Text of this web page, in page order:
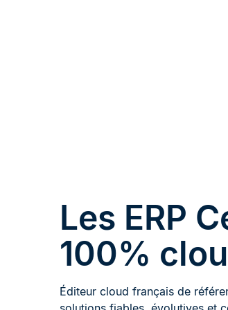
Les ERP
100%
Éditeur cloud français de